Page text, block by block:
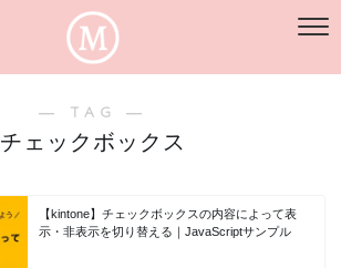
― TAG ―
チェックボックス
【kintone】チェックボックスの内容によって表
示・非表示を切り替える｜JavaScriptサンプル